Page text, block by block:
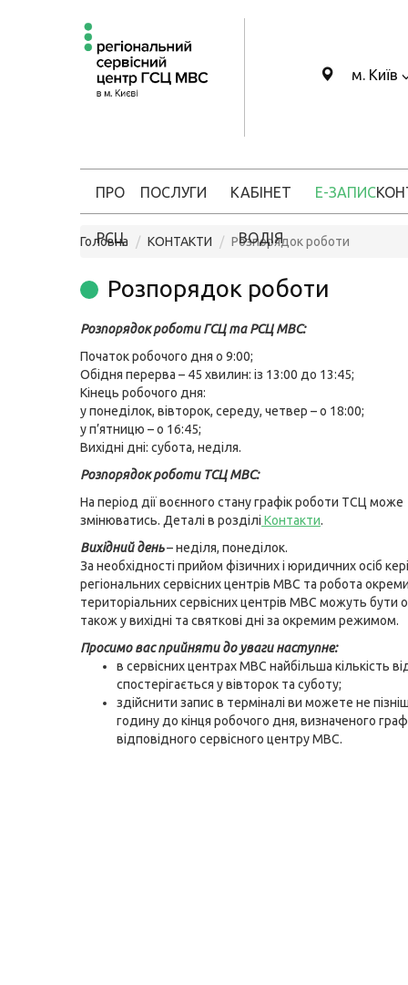
м. Київ
ПРО
РСЦ
ПОСЛУГИ КАБІНЕТ
ВОДІЯ
Е-ЗАПИС
Головна КОНТАКТИ Розпорядок роботи
Розпорядок роботи
Розпорядок роботи ГСЦ та РСЦ МВС:
Початок робочого дня о 9:00;
Обідня перерва – 45 хвилин: із 13:00 до 13:45;
Кінець робочого дня:
у понеділок, вівторок, середу, четвер – о 18:00;
у п’ятницю – о 16:45;
Вихідні дні: субота, неділя.
Розпорядок роботи ТСЦ МВС:
На період дії воєнного стану графік роботи ТСЦ може
змінюватись. Деталі в розділі Контакти.
Вихідний день– неділя, понеділок.
За необхідності прийом фізичних і юридичних осіб
регіональних сервісних центрів МВС та робота
територіальних сервісних центрів МВС можуть бути
також у вихідні та святкові дні за окремим режимом.
Просимо вас прийняти до уваги наступне:
в сервісних центрах МВС найбільша кількість
спостерігається у вівторок та суботу;
здійснити запис в терміналі ви можете не
годину до кінця робочого дня, визначеного
відповідного сервісного центру МВС.